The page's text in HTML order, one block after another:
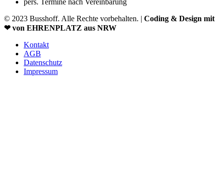
pers. Termine nach Vereinbarung
© 2023 Busshoff. Alle Rechte vorbehalten. | Coding & Design mit
❤ von EHRENPLATZ aus NRW
Kontakt
AGB
Datenschutz
Impressum